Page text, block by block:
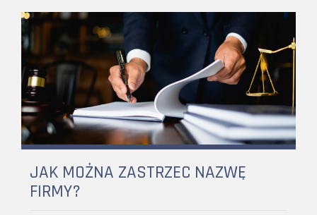
JAK MOŻNA ZASTRZEC NAZWĘ
FIRMY?